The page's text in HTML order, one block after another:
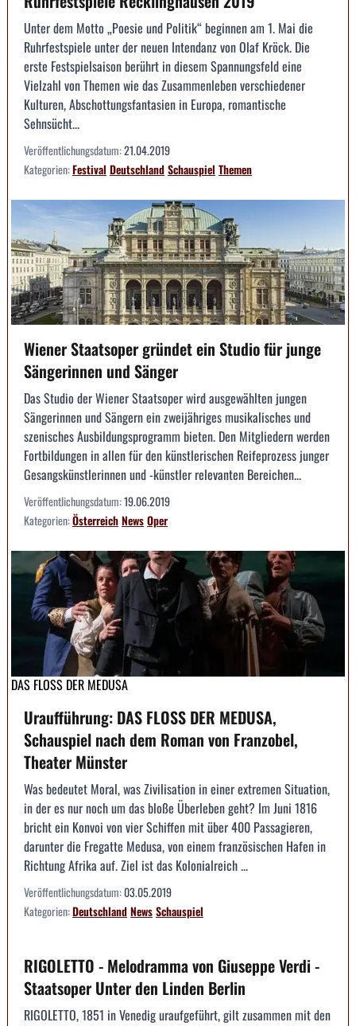
Unter dem Motto „Poesie und Politik“ beginnen am 1. Mai die
Ruhrfestspiele unter der neuen Intendanz von Olaf Kröck. Die
erste Festspielsaison berührt in diesem Spannungsfeld eine
Vielzahl von Themen wie das Zusammenleben verschiedener
Kulturen, Abschottungsfantasien in Europa, romantische
Sehnsücht...
Veröffentlichungsdatum:21.04.2019
Kategorien:Festival DeutschlandSchauspiel Themen
Wiener Staatsoper gründet ein Studio für junge
Sängerinnen und Sänger
Das Studio der Wiener Staatsoper wird ausgewählten jungen
Sängerinnen und Sängern ein zweijähriges musikalisches und
szenisches Ausbildungsprogramm bieten. Den Mitgliedern werden
Fortbildungen in allen für den künstlerischen Reifeprozess junger
Gesangskünstlerinnen und -künstler relevanten Bereichen...
Veröffentlichungsdatum:19.06.2019
Kategorien:ÖsterreichNewsOper
DAS FLOSS DER MEDUSA
Uraufführung: DAS FLOSS DER MEDUSA,
Schauspiel nach dem Roman von Franzobel,
Theater Münster
Was bedeutet Moral, was Zivilisation in einer extremen Situation,
in der es nur noch um das bloße Überleben geht? Im Juni 1816
bricht ein Konvoi von vier Schiffen mit über 400 Passagieren,
darunter die Fregatte Medusa, von einem französischen Hafen in
Richtung Afrika auf. Ziel ist das Kolonialreich ...
Veröffentlichungsdatum:03.05.2019
Kategorien:DeutschlandNewsSchauspiel
RIGOLETTO - Melodramma von Giuseppe Verdi -
Staatsoper Unter den Linden Berlin
RIGOLETTO, 1851 in Venedig uraufgeführt, gilt zusammen mit den